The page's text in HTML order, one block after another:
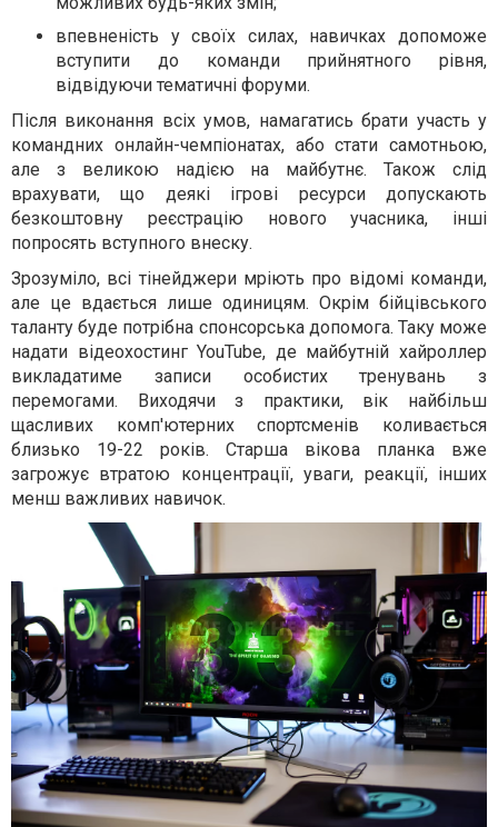
впевненість у своїх силах, навичках допоможе
вступити до команди прийнятного рівня,
відвідуючи тематичні форуми.
Після виконання всіх умов, намагатись брати участь у
командних онлайн-чемпіонатах, або стати самотньою,
але з великою надією на майбутнє. Також слід
врахувати, що деякі ігрові ресурси допускають
безкоштовну реєстрацію нового учасника, інші
попросять вступного внеску.
Зрозуміло, всі тінейджери мріють про відомі команди,
але це вдається лише одиницям. Окрім бійцівського
таланту буде потрібна спонсорська допомога. Таку може
надати відеохостинг YouTube, де майбутній хайроллер
викладатиме записи особистих тренувань з
перемогами. Виходячи з практики, вік найбільш
щасливих комп'ютерних спортсменів коливається
близько 19-22 років. Старша вікова планка вже
загрожує втратою концентрації, уваги, реакції, інших
менш важливих навичок.